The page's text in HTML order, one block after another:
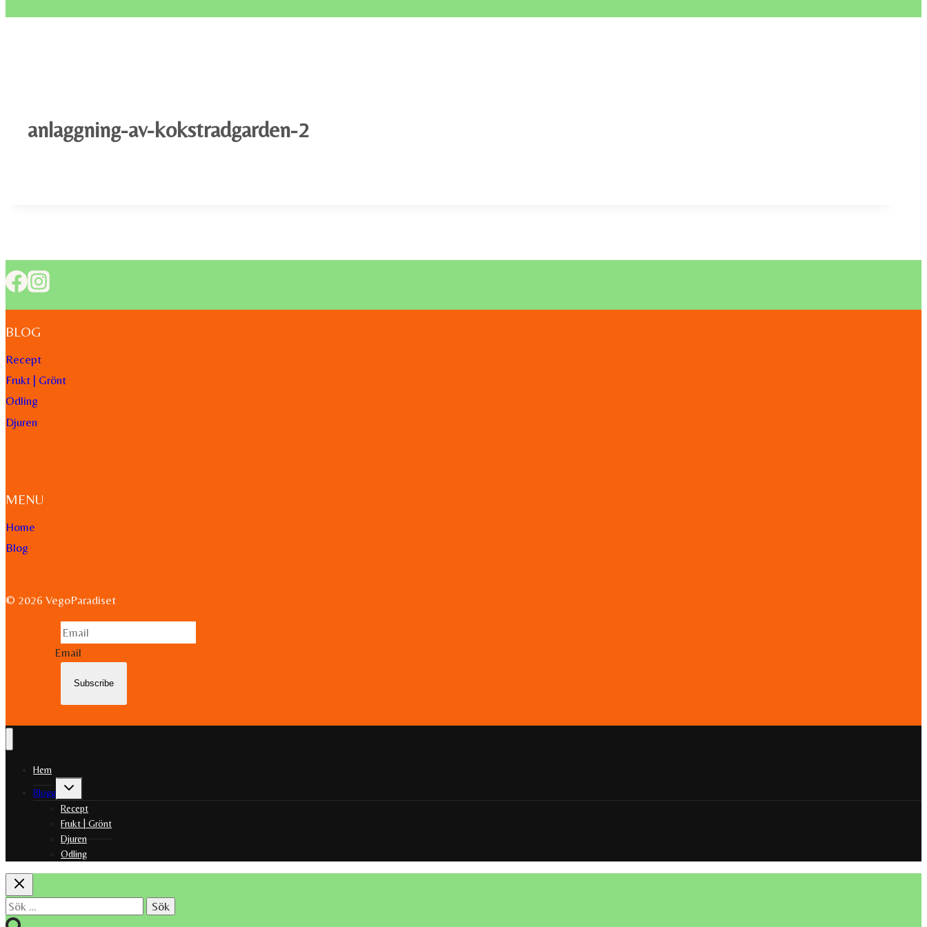
anlaggning-av-kokstradgarden-2
BLOG
Recept
Frukt | Grönt
Odling
Djuren
MENU
Home
Blog
© 2026 VegoParadiset
Email
Subscribe
Hem
Blogg
Toggle
child
menu
Recept
Frukt | Grönt
Djuren
Odling
Sök
efter: